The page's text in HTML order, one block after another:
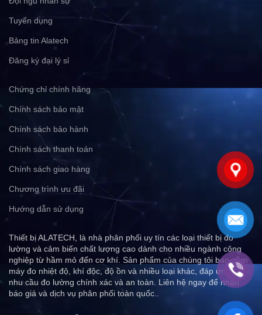
Tuyển dụng
Bảng tin Alatech
Đăng ký đại lý sỉ
Chứng chỉ chính hãng
Chính sách bảo mật
Chính sách bảo hành
Chính sách thanh toán
Chính sách giao hàng
Chương trình ưu đãi
Hướng dẫn sử dụng
Thiết bị ALATECH, là nhà phân phối uy tín các loại thiết bị đo
lường và cảm biến chất lượng cao dành cho nhiều ngành công
nghiệp từ hầm mỏ đến cơ khí. Sản phẩm của chúng tôi bao gồm
máy đo nhiệt độ, khí độc, độ ồn và nhiều loại khác, đáp ứng mọi
nhu cầu đo lường chính xác và an toàn. Liên hệ ngay để nhận
báo giá và dịch vụ phân phối toàn quốc..